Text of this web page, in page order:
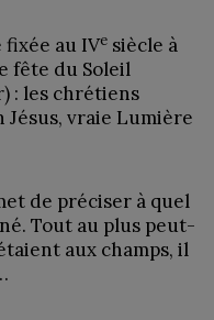
fixée au IVe siècle à
fête du Soleil
: les chrétiens
vraie Lumière
de préciser à quel
Tout au plus peut-
aux champs, il